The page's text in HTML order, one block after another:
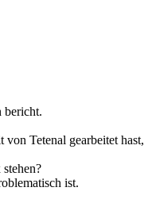
bericht.
Tetenal gearbeitet hast,
ist.